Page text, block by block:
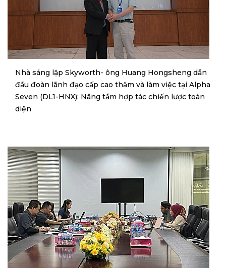
Nhà sáng lập Skyworth- ông Huang Hongsheng dẫn
đầu đoàn lãnh đạo cấp cao thăm và làm việc tại Alpha
Seven (DL1-HNX): Nâng tầm hợp tác chiến lược toàn
diện